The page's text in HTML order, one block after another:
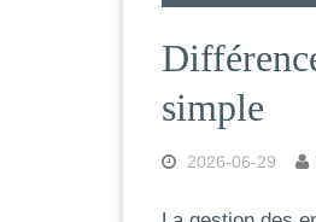
simple
2026-06-29